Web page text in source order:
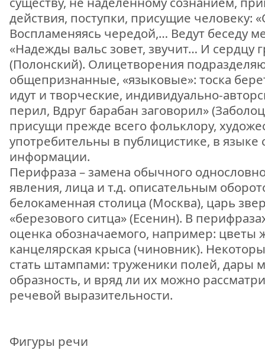
действия, поступки, присущие человеку:
Воспламеняясь чередой,… Ведут беседу
«Надежды вальс зовет, звучит… И сердцу
(Полонский). Олицетворения
общепризнанные, «языковые»: тоска
идут и творческие, индивидуально-
перил, Вдруг барабан заговорил»
присущи прежде всего фольклору,
употребительны в публицистике, в языке
информации.
Перифраза – замена обычного
явления, лица и т.д. описательным
белокаменная столица (Москва), царь
«березового ситца» (Есенин). В
оценка обозначаемого, например: цветы
канцелярская крыса (чиновник).
стать штампами: труженики полей, дары
образность, и вряд ли их можно
речевой выразительности.
Фигуры речи